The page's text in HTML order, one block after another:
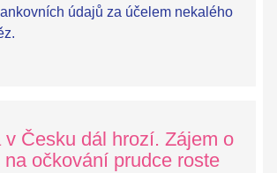
údajů za účelem nekalého
v Česku dál hrozí. Zájem o
očkování prudce roste